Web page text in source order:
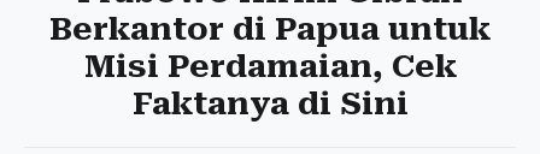
Berkantor di Papua untuk
Misi Perdamaian, Cek
Faktanya di Sini